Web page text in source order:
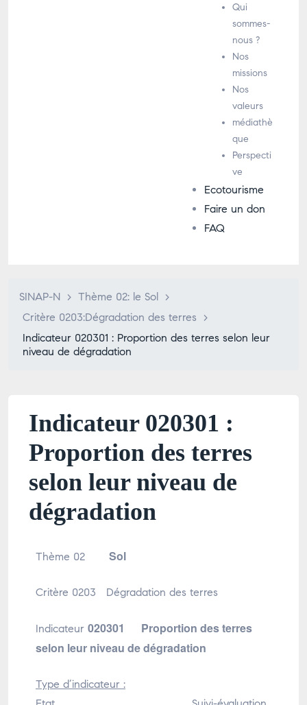
Qui
sommes-
nous ?
Nos
missions
Nos
valeurs
médiathè
que
Perspecti
ve
Ecotourisme
Faire un don
FAQ
SINAP-N > Thème 02: le Sol >
Critère 0203:Dégradation des terres
>
Indicateur 020301 : Proportion des terres selon leur
niveau de dégradation
Indicateur 020301 :
Proportion des terres
selon leur niveau de
dégradation
Thème 02 Sol
Critère 0203 Dégradation des terres
Indicateur 020301 Proportion des terres
selon leur niveau de dégradation
Type d’indicateur :